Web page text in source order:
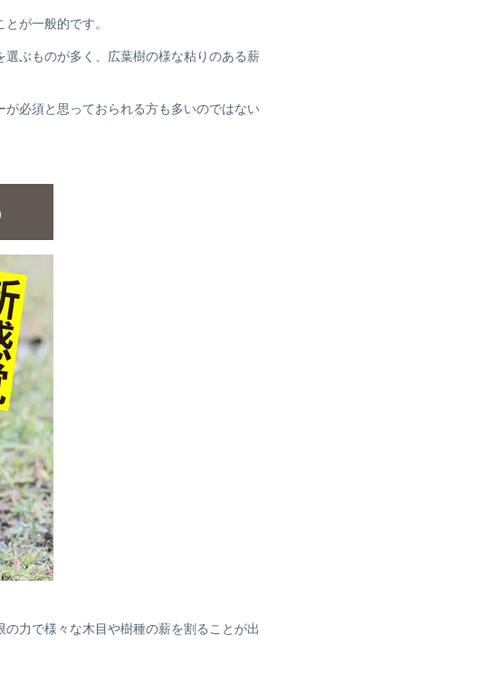
が一般的です。
ぶものが多く、広葉樹の様な粘りのある薪
必須と思っておられる方も多いのではない
力で様々な木目や樹種の薪を割ることが出